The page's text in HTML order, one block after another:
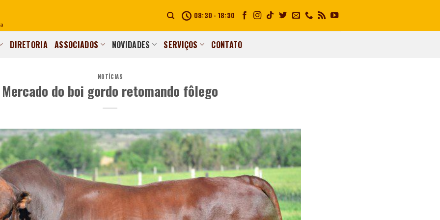
08:30 - 18:30
DIRETORIA ASSOCIADOS NOVIDADES SERVIÇOS CONTATO
NOTÍCIAS
Mercado do boi gordo retomando fôlego